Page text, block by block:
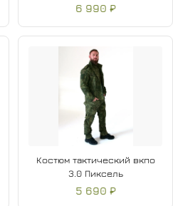
6 990 ₽
Костюм тактический вкпо
3.0 Пиксель
5 690 ₽